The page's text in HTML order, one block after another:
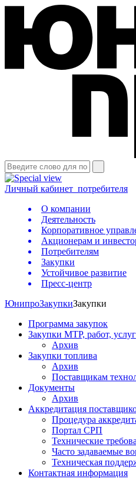
Личный кабинет потребителя
О компании
Деятельность
Корпоративное
Акционерам и
Потребителям
Закупки
Устойчивое развитие
Пресс-центр
ЮнипроЗакупкиЗакупки
Программа закупок
Закупки МТР, работ, услуг
Архив
Закупки топлива
Архив
Поставщикам
Документы
Архив
Аккредитация
Процедура
Портал СРП
Технические
Часто задаваемые
Техническая
Контактная информация